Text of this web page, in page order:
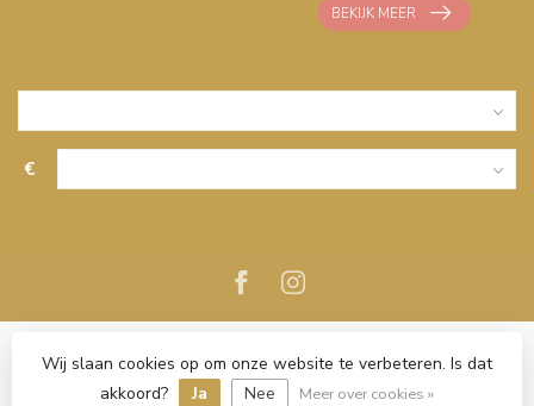
BEKIJK MEER
€
Wij slaan cookies op om onze website te verbeteren. Is dat
akkoord?
Ja Nee Meer over cookies »